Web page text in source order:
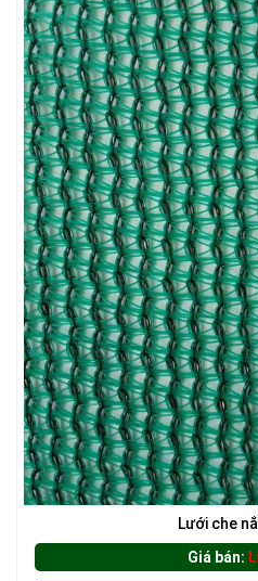
LƯỚI
LƯỚI CHE
LƯỚI CHE
Lưới che
Giá bán: